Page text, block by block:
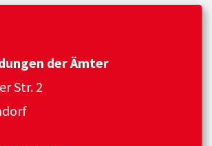
der Ämter
Str. 2